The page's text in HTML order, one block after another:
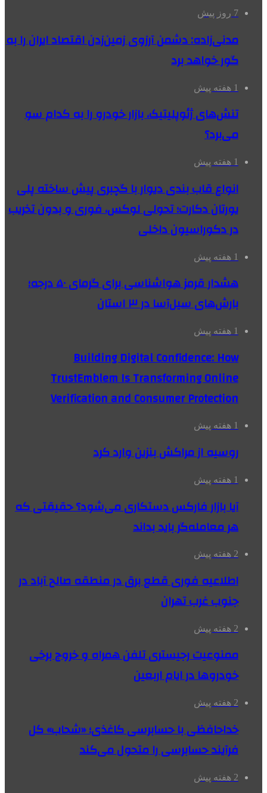
7 روز پیش
مدنی‌زاده: دشمن آرزوی زمین‌زدن اقتصاد ایران را به
گور خواهد برد
1 هفته پیش
تنش‌های ژئوپلیتیک، بازار خودرو را به کدام سو
می‌برد؟
1 هفته پیش
انواع قاب بندی دیوار با گچبری پیش ساخته پلی
یورتان دکارت؛ تحولی لوکس، فوری و بدون تخریب
در دکوراسیون داخلی
1 هفته پیش
هشدار قرمز هواشناسی برای گرمای ۵۰ درجه؛
بارش‌های سیل‌آسا در ۳ استان
1 هفته پیش
Building Digital Confidence: How
TrustEmblem Is Transforming Online
Verification and Consumer Protection
1 هفته پیش
روسیه از مراکش بنزین وارد کرد
1 هفته پیش
آیا بازار فارکس دستکاری می‌شود؟ حقیقتی که
هر معامله‌گر باید بداند
2 هفته پیش
اطلاعیه فوری قطع برق در منطقه صالح آباد در
جنوب غرب تهران
2 هفته پیش
ممنوعیت رجیستری تلفن همراه و خروج برخی
خودروها در ایام اربعین
2 هفته پیش
خداحافظی با حسابرسی کاغذی؛ «شحاب» کل
فرآیند حسابرسی را متحول می‌کند
2 هفته پیش